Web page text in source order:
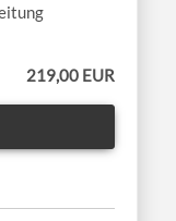
219,00 EUR